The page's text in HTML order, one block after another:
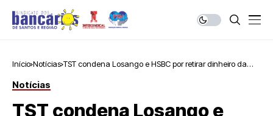
Início Notícias TST condena Losango e HSBC por retirar dinheiro da
Notícias
TST condena Losango e